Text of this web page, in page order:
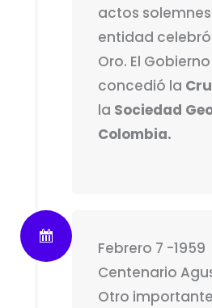
actos
entidad
Oro. El
concedió la
la Sociedad
Colombia.
Febrero 7 -1959
Centenario
Otro importante